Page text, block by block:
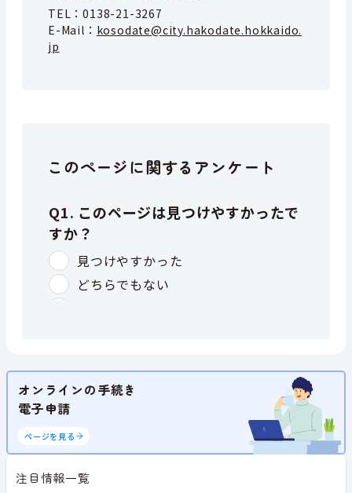
TEL：0138-21-3267
E-Mail： kosodate@city.hakodate.hokkaido.
jp
このページに関するアンケート
オンラインの手続き
電子申請
ページを見る
注目情報一覧